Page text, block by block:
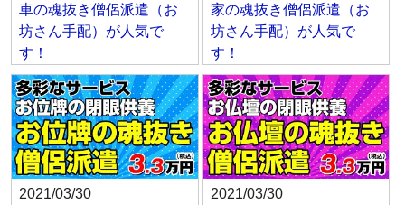
車の魂抜き僧侶派遣（お
坊さん手配）が人気で
す！
家の魂抜き僧侶派遣（お
坊さん手配）が人気で
す！
2021/03/30
2021/03/30